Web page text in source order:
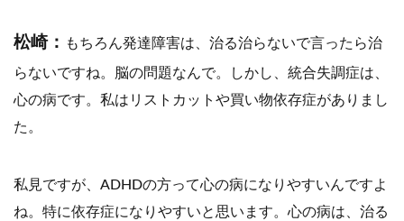
松崎： もちろん発達障害は、治る治らないで言ったら治
らないですね。脳の問題なんで。しかし、統合失調症は、
心の病です。私はリストカットや買い物依存症がありまし
た。
私見ですが、ADHDの方って心の病になりやすいんですよ
ね。特に依存症になりやすいと思います。心の病は、治る